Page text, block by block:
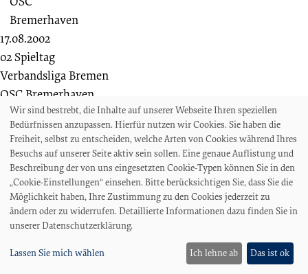
17.08.2002
02 Spieltag
Verbandsliga Bremen
OSC Bremerhaven
0 : 5
Bremer SV
Zuschauende
Wir sind bestrebt, die Inhalte auf unserer Webseite Ihren speziellen
Bedürfnissen anzupassen. Hierfür nutzen wir Cookies. Sie haben die
Freiheit, selbst zu entscheiden, welche Arten von Cookies während Ihres
Besuchs auf unserer Seite aktiv sein sollen. Eine genaue Auflistung und
Beschreibung der von uns eingesetzten Cookie-Typen können Sie in den
„Cookie-Einstellungen“ einsehen. Bitte berücksichtigen Sie, dass Sie die
Möglichkeit haben, Ihre Zustimmung zu den Cookies jederzeit zu
ändern oder zu widerrufen. Detaillierte Informationen dazu finden Sie in
unserer Datenschutzerklärung.
Lassen Sie mich wählen Ich lehne ab Das ist ok